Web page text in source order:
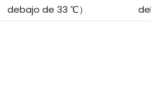
debajo de 33 ℃）